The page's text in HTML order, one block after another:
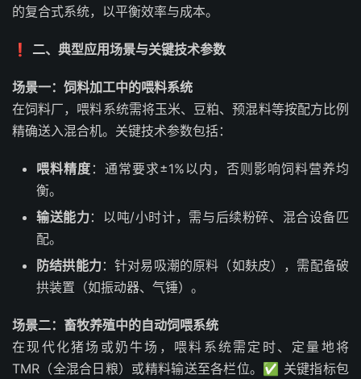
的复合式系统，以平衡效率与成本。
❗ 二、典型应用场景与关键技术参数
场景一：饲料加工中的喂料系统
在饲料厂，喂料系统需将玉米、豆粕、预混料等按配方比例
精确送入混合机。关键技术参数包括：
喂料精度 ：通常要求±1%以内，否则影响饲料营养均
衡。
输送能力：以吨/小时计，需与后续粉碎、混合设备匹
配。
防结拱能力：针对易吸潮的原料（如麸皮），需配备破
拱装置（如振动器、气锤）。
场景二：畜牧养殖中的自动饲喂系统
在现代化猪场或奶牛场，喂料系统需定时、定量地将
TMR（全混合日粮）或精料输送至各栏位。✅ 关键指标包